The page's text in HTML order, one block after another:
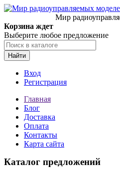
Мир
Корзина ждет
Выберите любое предложение
Найти
Вход
Регистрация
Главная
Блог
Доставка
Оплата
Контакты
Карта сайта
Каталог предложений